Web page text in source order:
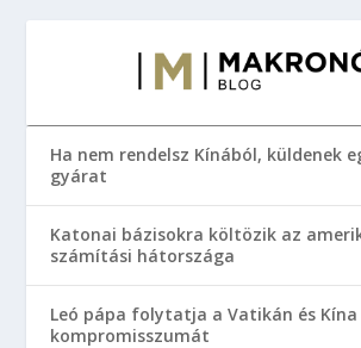
Ha nem rendelsz Kínából, küldenek
gyárat
Katonai bázisokra költözik az
számítási hátországa
Leó pápa folytatja a Vatikán és Kína
kompromisszumát